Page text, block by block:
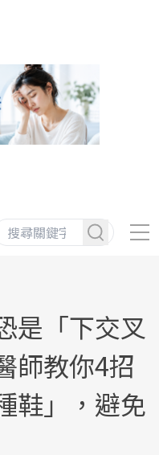
是「下交叉
師教你4招
鞋」，避免